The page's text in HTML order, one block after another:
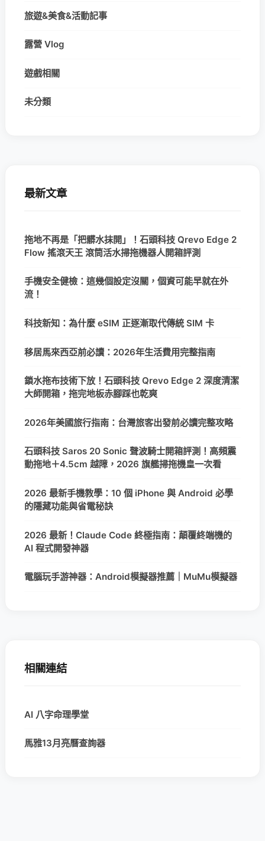
旅遊&美食&活動記事
露營 Vlog
遊戲相關
未分類
最新文章
拖地不再是「把髒水抹開」！石頭科技 Qrevo Edge 2
Flow 搖滾天王 滾筒活水掃拖機器人開箱評測
手機安全健檢：這幾個設定沒關，個資可能早就在外
流！
科技新知：為什麼 eSIM 正逐漸取代傳統 SIM 卡
移居馬來西亞前必讀：2026年生活費用完整指南
鎖水拖布技術下放！石頭科技 Qrevo Edge 2 深度清潔
大師開箱，拖完地板赤腳踩也乾爽
2026年美國旅行指南：台灣旅客出發前必讀完整攻略
石頭科技 Saros 20 Sonic 聲波騎士開箱評測！高頻震
動拖地＋4.5cm 越障，2026 旗艦掃拖機皇一次看
2026 最新手機教學：10 個 iPhone 與 Android 必學
的隱藏功能與省電秘訣
2026 最新！Claude Code 終極指南：顛覆終端機的
AI 程式開發神器
電腦玩手游神器：Android模擬器推薦｜MuMu模擬器
相關連結
AI 八字命理學堂
馬雅13月亮曆查詢器